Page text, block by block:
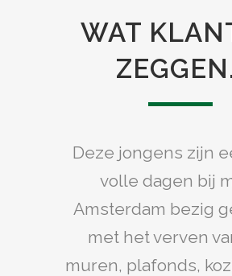
WAT
Deze jongens zijn
volle dagen bij
Amsterdam bezig
met het verven
muren, plafonds,